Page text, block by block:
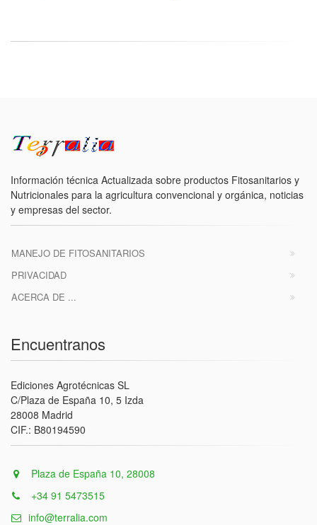
Información técnica Actualizada sobre productos Fitosanitarios y
Nutricionales para la agricultura convencional y orgánica, noticias
y empresas del sector.
MANEJO DE FITOSANITARIOS
PRIVACIDAD
ACERCA DE ...
Encuentranos
Ediciones Agrotécnicas SL
C/Plaza de España 10, 5 Izda
28008 Madrid
CIF.: B80194590
Plaza de España 10, 28008
+34 91 5473515
info@terralia.com